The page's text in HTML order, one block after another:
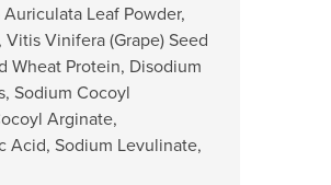
Leaf Powder,
Vinifera (Grape) Seed
Wheat Protein, Disodium
Sodium Cocoyl
Arginate,
Acid, Sodium Levulinate,